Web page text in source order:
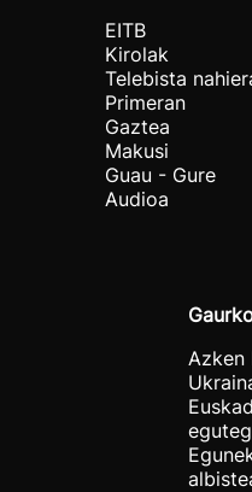
EITB
Kirolak
Telebista
Primeran
Gaztea
Makusi
Guau - Gure
Audioa
Azken